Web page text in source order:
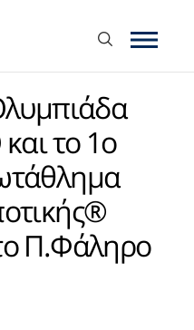
το 1ο
Π.Φάληρο